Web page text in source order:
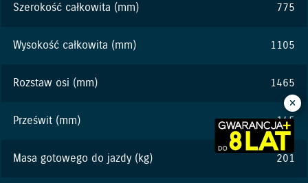
Szerokość całkowita (mm) 775
Wysokość całkowita (mm) 1105
Rozstaw osi (mm) 1465
Prześwit (mm) 145
Masa gotowego do jazdy (kg) 201